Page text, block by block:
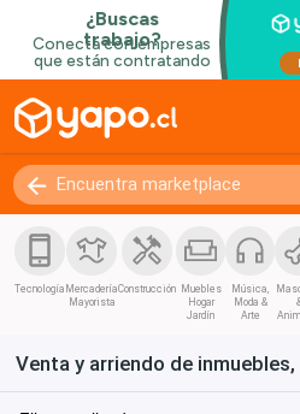
Tecnología Mercadería
Mayorista
Construcción Muebles
Hogar
Jardín
Música,
Moda &
Arte